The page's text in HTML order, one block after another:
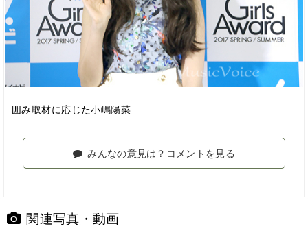
囲み取材に応じた小嶋陽菜
みんなの意見は？コメントを見る
関連写真・動画